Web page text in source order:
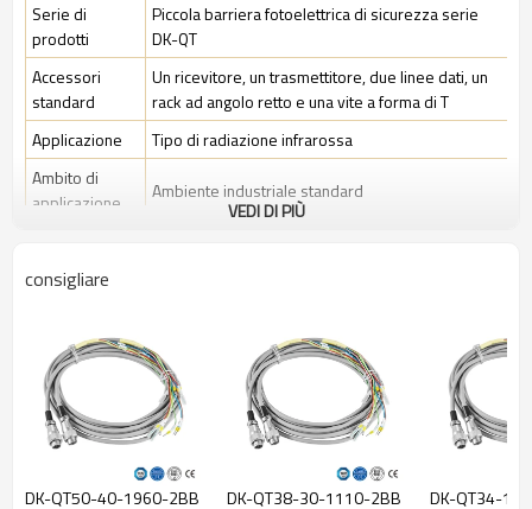
Serie di
prodotti
Piccola barriera fotoelettrica di sicurezza serie
DK-QT
Accessori
standard
Un ricevitore, un trasmettitore, due linee dati, un
rack ad angolo retto e una vite a forma di T
Applicazione
Tipo di radiazione infrarossa
Ambito di
applicazione
Ambiente industriale standard
Rapporto di
Controlla la
precisione
38 mm
Numero di
raggi
66
VEDI DI PIÙ
consigliare
DK-QT50-40-1960-2BB
DK-QT38-30-1110-2BB
DK-QT34-